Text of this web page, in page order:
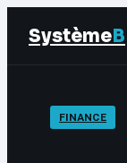
SystèmeB
FinanceFINANCE